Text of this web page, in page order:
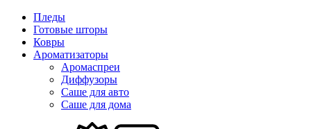
Пледы
Готовые шторы
Ковры
Ароматизаторы
Аромаспреи
Диффузоры
Саше для авто
Саше для дома